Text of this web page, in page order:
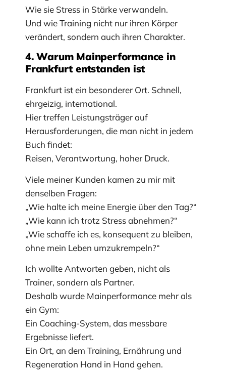
Wie sie Stress in Stärke verwandeln.
Und wie Training nicht nur ihren Körper
verändert, sondern auch ihren Charakter.
4. Warum Mainperformance in
Frankfurt entstanden ist
Frankfurt ist ein besonderer Ort. Schnell,
ehrgeizig, international.
Hier treffen Leistungsträger auf
Herausforderungen, die man nicht in jedem
Buch findet:
Reisen, Verantwortung, hoher Druck.
Viele meiner Kunden kamen zu mir mit
denselben Fragen:
„Wie halte ich meine Energie über den Tag?“
„Wie kann ich trotz Stress abnehmen?“
„Wie schaffe ich es, konsequent zu bleiben,
ohne mein Leben umzukrempeln?“
Ich wollte Antworten geben, nicht als
Trainer, sondern als Partner.
Deshalb wurde Mainperformance mehr als
ein Gym:
Ein Coaching-System, das messbare
Ergebnisse liefert.
Ein Ort, an dem Training, Ernährung und
Regeneration Hand in Hand gehen.